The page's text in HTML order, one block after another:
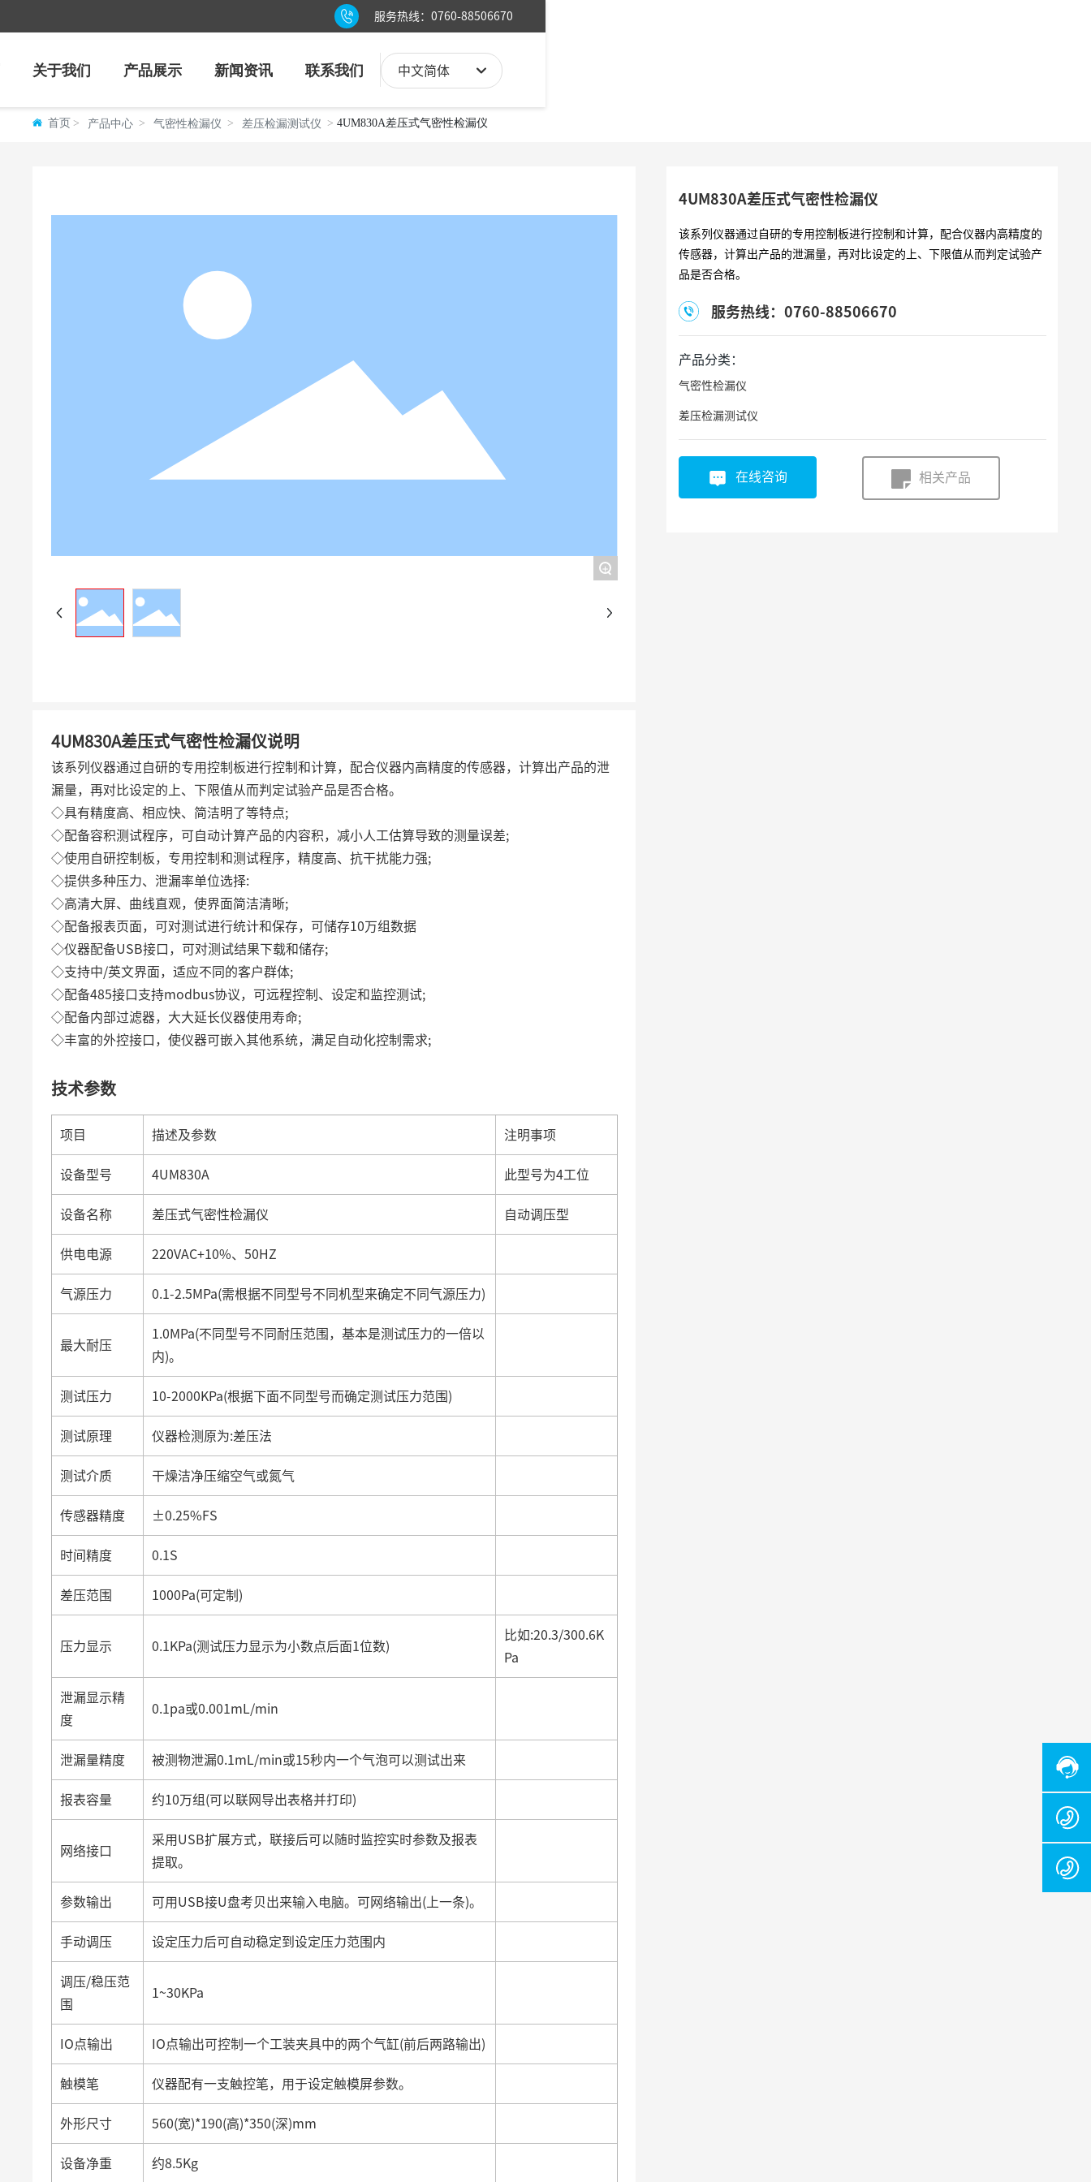
服务热线：0760-88506670
关于我们 产品展示 新闻资讯 联系我们 中文简体
English
首页 产品中心 气密性检漏仪 差压检漏测试仪 4UM830A差压式气密性检漏仪
+
4UM830A差压式气密性检漏仪说明
该系列仪器通过自研的专用控制板进行控制和计算，配合仪器内高精度的传感器，计算出产品的泄
漏量，再对比设定的上、下限值从而判定试验产品是否合格。
◇具有精度高、相应快、简洁明了等特点;
◇配备容积测试程序，可自动计算产品的内容积，减小人工估算导致的测量误差;
◇使用自研控制板，专用控制和测试程序，精度高、抗干扰能力强;
◇提供多种压力、泄漏率单位选择:
◇高清大屏、曲线直观，使界面简洁清晰;
◇配备报表页面，可对测试进行统计和保存，可储存10万组数据
◇仪器配备USB接口，可对测试结果下载和储存;
◇支持中/英文界面，适应不同的客户群体;
◇配备485接口支持modbus协议，可远程控制、设定和监控测试;
◇配备内部过滤器，大大延长仪器使用寿命;
◇丰富的外控接口，使仪器可嵌入其他系统，满足自动化控制需求;
技术参数
项目 描述及参数 注明事项
设备型号 4UM830A 此型号为4工位
设备名称 差压式气密性检漏仪 自动调压型
供电电源 220VAC+10%、50HZ
气源压力 0.1-2.5MPa(需根据不同型号不同机型来确定不同气源压力)
最大耐压
1.0MPa(不同型号不同耐压范围，基本是测试压力的一倍以
内)。
测试压力 10-2000KPa(根据下面不同型号而确定测试压力范围)
测试原理 仪器检测原为:差压法
测试介质 干燥洁净压缩空气或氮气
传感器精度 ±0.25%FS
时间精度 0.1S
差压范围 1000Pa(可定制)
压力显示 0.1KPa(测试压力显示为小数点后面1位数)
比如:20.3/300.6K
Pa
泄漏显示精
度
0.1pa或0.001mL/min
泄漏量精度 被测物泄漏0.1mL/min或15秒内一个气泡可以测试出来
报表容量 约10万组(可以联网导出表格并打印)
网络接口
采用USB扩展方式，联接后可以随时监控实时参数及报表
提取。
参数输出 可用USB接U盘考贝出来输入电脑。可网络输出(上一条)。
手动调压 设定压力后可自动稳定到设定压力范围内
调压/稳压范
围
1~30KPa
IO点输出 IO点输出可控制一个工装夹具中的两个气缸(前后两路输出)
触模笔 仪器配有一支触控笔，用于设定触模屏参数。
外形尺寸 560(宽)*190(高)*350(深)mm
设备净重 约8.5Kg
4UM830A差压式气密性检漏仪
该系列仪器通过自研的专用控制板进行控制和计算，配合仪器内高精度的
传感器，计算出产品的泄漏量，再对比设定的上、下限值从而判定试验产
品是否合格。
服务热线：0760-88506670
产品分类：
气密性检漏仪
差压检漏测试仪
在线咨询 相关产品